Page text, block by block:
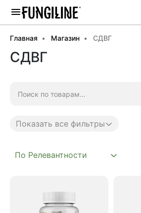
Главная Магазин СДВГ
СДВГ
Показать все фильтры
Daily